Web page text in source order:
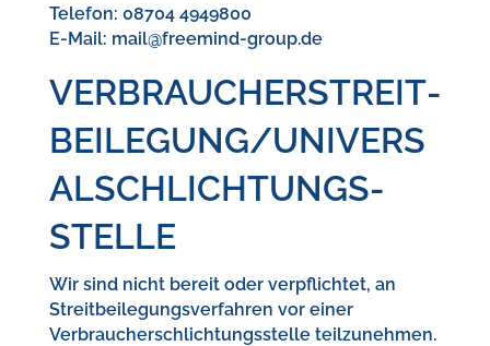
Telefon: 08704 4949800
E-Mail: mail@freemind-group.de
VERBRAUCHER­STREIT­
BEILEGUNG/UNIVERS
AL­SCHLICHTUNGS­
STELLE
Wir sind nicht bereit oder verpflichtet, an
Streitbeilegungsverfahren vor einer
Verbraucherschlichtungsstelle teilzunehmen.